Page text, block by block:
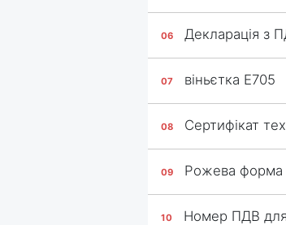
Декларація з
віньєтка E705
Сертифікат
Рожева форма
Номер ПДВ для